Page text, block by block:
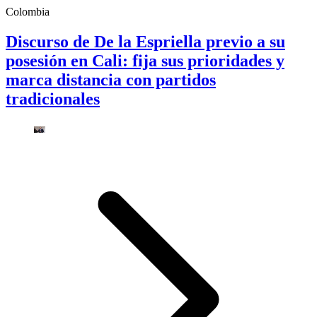
Colombia
Discurso de De la Espriella previo a su
posesión en Cali: fija sus prioridades y
marca distancia con partidos
tradicionales